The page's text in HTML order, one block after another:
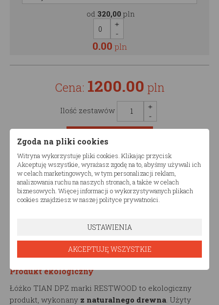
od 320,00 pln
0.00 pln
Cena: 1200.00 pln
Ilość zestawów
Opis produktu
Łóżko drewniane dziecięce TIAN DPZ
Komfort i nowoczesny designsprawi, że łóżko
drewniane dziecięce TIAN DPZ doda niepowtarzalnego
charakteru pomieszczeniu, w którym go ustawisz.
Produkt ekologiczny
Łóżko TIAN DPZ marki RESTWOOD to ekologiczny
produkt, wykonany z naturalnego drewna. Użyty
Zgoda na pliki cookies
Witryna wykorzystuje pliki cookies. Klikając przycisk
Akceptuję wszystkie, wyrażasz zgodę na to, abyśmy używali ich
w celach marketingowych, w tym personalizacji reklam,
analizowania ruchu na naszych stronach, a także w celach
biznesowych. Więcej informacji o wykorzystywanych plikach
cookies znajdziesz w naszej polityce prywatności.
USTAWIENIA
AKCEPTUJĘ WSZYSTKIE